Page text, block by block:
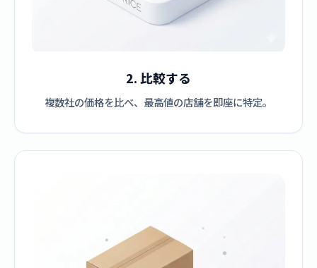
2. 比較する
複数社の価格を比べ、最高値の店舗を即座に特定。